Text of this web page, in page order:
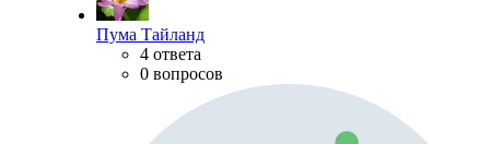
Пума Тайланд
4 ответа
0 вопросов